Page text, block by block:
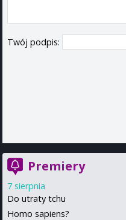
Twój podpis:
Premiery
7 sierpnia
Do utraty tchu
Homo sapiens?